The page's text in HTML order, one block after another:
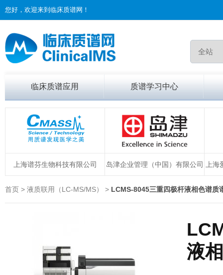
您好，欢迎来到临床质谱网！
临床质谱应用 质谱学习中心
上海谱芬生物科技有限公司 岛津企业管理（中国）有限公司 上
首页 > 液质联用（LC-MS/MS） > LCMS-8045三重四极杆液相色谱质
液